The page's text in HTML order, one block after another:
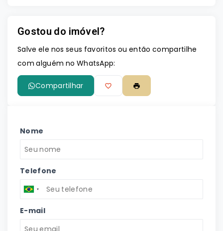
Gostou do imóvel?
Salve ele nos seus favoritos ou então compartilhe
com alguém no WhatsApp:
Compartilhar
Nome
Telefone
E-mail